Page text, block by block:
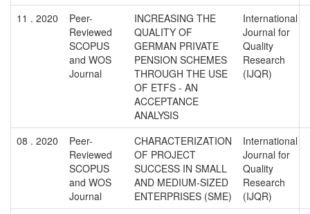
11 . 2020
Peer-
Reviewed
SCOPUS
and WOS
Journal
INCREASING THE
QUALITY OF
GERMAN PRIVATE
PENSION SCHEMES
THROUGH THE USE
OF ETFS - AN
ACCEPTANCE
ANALYSIS
International
Journal for
Quality
Research
(IJQR)
08 . 2020
Peer-
Reviewed
SCOPUS
and WOS
Journal
CHARACTERIZATION
OF PROJECT
SUCCESS IN SMALL
AND MEDIUM-SIZED
ENTERPRISES (SME)
International
Journal for
Quality
Research
(IJQR)